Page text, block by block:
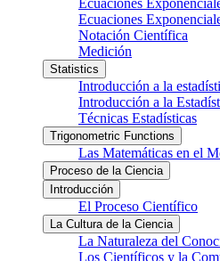
Ecuaciones
Notación Científica
Medición
Statistics
Introducción a la
Introducción a la
Técnicas Estadísticas
Trigonometric Functions
Las Matemáticas en el
Proceso de la Ciencia
Introducción
El Proceso Científico
La Cultura de la Ciencia
La Naturaleza del
Los Científicos y la